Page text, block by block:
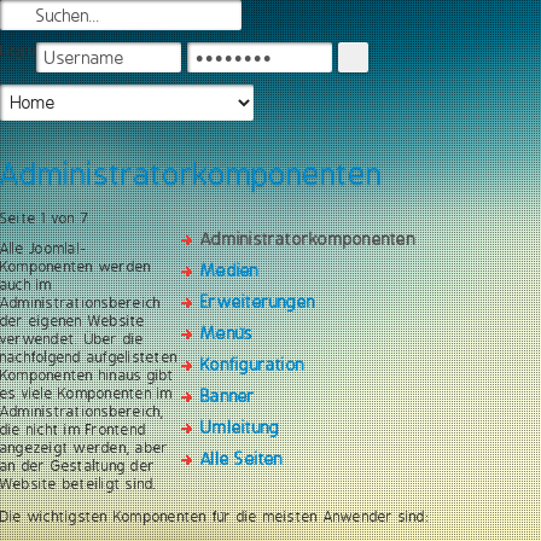
Login
Administratorkomponenten
Administratorkomponenten
Medien
Erweiterungen
Menüs
Konfiguration
Banner
Umleitung
Alle Seiten
Seite 1 von 7
Alle Joomla!-
Komponenten werden
auch im
Administrationsbereich
der eigenen Website
verwendet. Über die
nachfolgend aufgelisteten
Komponenten hinaus gibt
es viele Komponenten im
Administrationsbereich,
die nicht im Frontend
angezeigt werden, aber
an der Gestaltung der
Website beteiligt sind.
Die wichtigsten Komponenten für die meisten Anwender sind: